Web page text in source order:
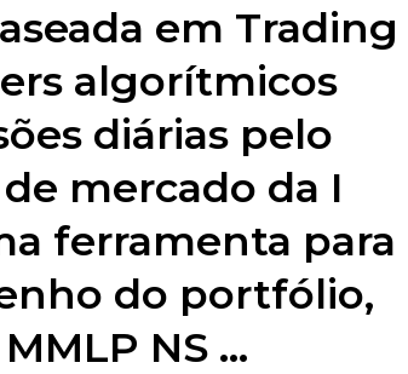
em Trading
algorítmicos
diárias pelo
mercado da I
ferramenta para
do portfólio,
NS …